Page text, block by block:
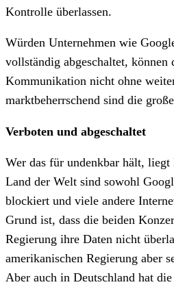
Kontrolle überlassen.
Würden Unternehmen wie
vollständig abgeschaltet, können
Kommunikation nicht ohne
marktbeherrschend sind die
Verboten und abgeschaltet
Wer das für undenkbar hält,
Land der Welt sind sowohl
blockiert und viele andere
Grund ist, dass die beiden
Regierung ihre Daten nicht
amerikanischen Regierung aber
Aber auch in Deutschland hat